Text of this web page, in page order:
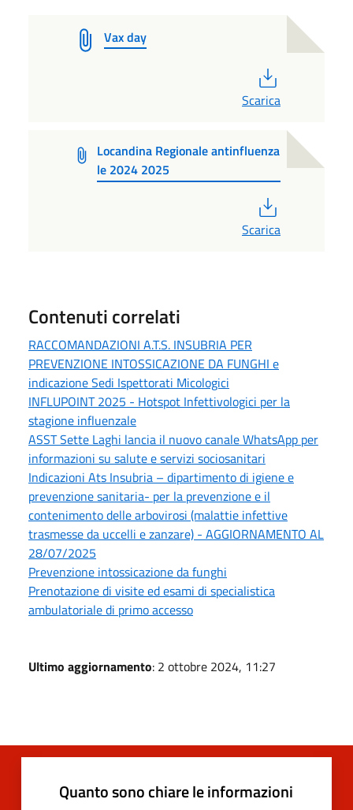
Vax day
Scarica
Locandina Regionale antinfluenza
le 2024 2025
Scarica
Contenuti correlati
RACCOMANDAZIONI A.T.S. INSUBRIA PER
PREVENZIONE INTOSSICAZIONE DA FUNGHI e
indicazione Sedi Ispettorati Micologici
INFLUPOINT 2025 - Hotspot Infettivologici per la
stagione influenzale
ASST Sette Laghi lancia il nuovo canale WhatsApp per
informazioni su salute e servizi sociosanitari
Indicazioni Ats Insubria – dipartimento di igiene e
prevenzione sanitaria- per la prevenzione e il
contenimento delle arbovirosi (malattie infettive
trasmesse da uccelli e zanzare) - AGGIORNAMENTO AL
28/07/2025
Prevenzione intossicazione da funghi
Prenotazione di visite ed esami di specialistica
ambulatoriale di primo accesso
Ultimo aggiornamento: 2 ottobre 2024, 11:27
Quanto sono chiare le informazioni